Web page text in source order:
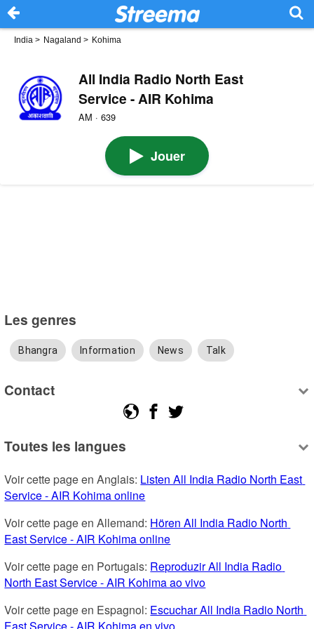
India > Nagaland > Kohima
All India Radio North East
Service - AIR Kohima
AM · 639
Jouer
Les genres
Bhangra Information News Talk
Contact
Toutes les langues
Voir cette page en Anglais: Listen All India Radio North East
Service - AIR Kohima online
Voir cette page en Allemand: Hören All India Radio North
East Service - AIR Kohima online
Voir cette page en Portugais: Reproduzir All India Radio
North East Service - AIR Kohima ao vivo
Voir cette page en Espagnol: Escuchar All India Radio North
East Service - AIR Kohima en vivo